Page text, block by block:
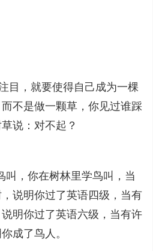
，就要使得自己成为一棵
不是做一颗草，你见过谁踩
说：对不起？
，你在树林里学鸟叫，当
说明你过了英语四级，当有
明你过了英语六级，当有许
成了鸟人。